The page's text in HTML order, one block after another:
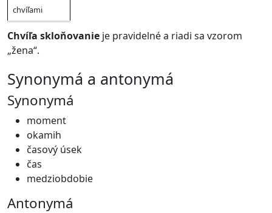
chvíľami
Chvíľa skloňovanie je pravidelné a riadi sa vzorom
„žena“.
synonymá a antonymá
Synonymá
moment
okamih
časový úsek
čas
medziobdobie
Antonymá